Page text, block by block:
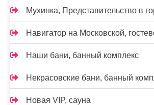
Мухинка, Представительство в
Навигатор на Московской,
Наши бани, банный комплекс
Некрасовские бани, банный
Новая VIP, сауна